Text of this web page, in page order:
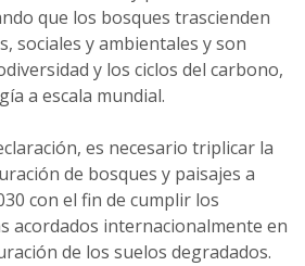
que los bosques trascienden
sociales y ambientales y son
y los ciclos del carbono,
a escala mundial.
es necesario triplicar la
de bosques y paisajes a
con el fin de cumplir los
acordados internacionalmente en
de los suelos degradados.